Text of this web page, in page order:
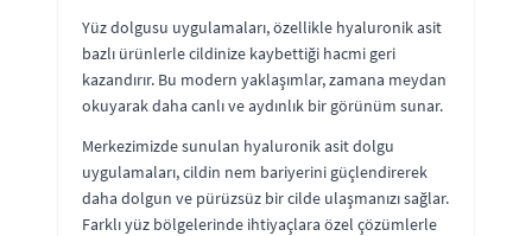
Yüz dolgusu uygulamaları, özellikle hyaluronik asit
bazlı ürünlerle cildinize kaybettiği hacmi geri
kazandırır. Bu modern yaklaşımlar, zamana meydan
okuyarak daha canlı ve aydınlık bir görünüm sunar.
Merkezimizde sunulan hyaluronik asit dolgu
uygulamaları, cildin nem bariyerini güçlendirerek
daha dolgun ve pürüzsüz bir cilde ulaşmanızı sağlar.
Farklı yüz bölgelerinde ihtiyaçlara özel çözümlerle